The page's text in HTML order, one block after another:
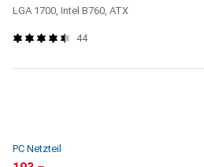
LGA 1700, Intel B760, ATX
44
PC Netzteil